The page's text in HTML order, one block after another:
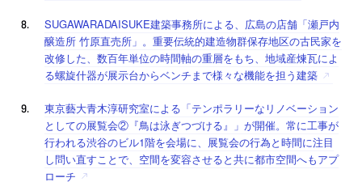
SUGAWARADAISUKE建築事務所による、広島の店舗「瀬戸内
醸造所 竹原直売所」。重要伝統的建造物群保存地区の古民家を
改修した、数百年単位の時間軸の重層をもち、地域産煉瓦によ
る螺旋什器が展示台からベンチまで様々な機能を担う建築
東京藝大青木淳研究室による「テンポラリーなリノベーション
としての展覧会②『鳥は泳ぎつづける』」が開催。常に工事が
行われる渋谷のビル1階を会場に、展覧会の行為と時間に注目
し問い直すことで、空間を変容させると共に都市空間へもアプ
ローチ